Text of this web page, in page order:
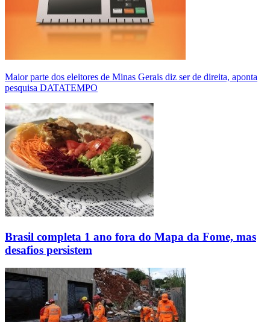
Maior parte dos eleitores de Minas Gerais diz ser de direita, aponta
pesquisa DATATEMPO
Brasil completa 1 ano fora do Mapa da Fome, mas
desafios persistem